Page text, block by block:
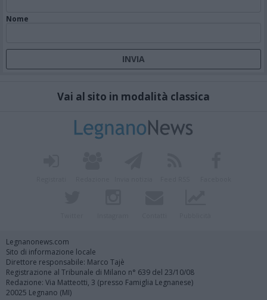
Nome
Vai al sito in modalità classica
Legnanonews.com
Sito di informazione locale
Direttore responsabile: Marco Tajè
Registrazione al Tribunale di Milano n° 639 del 23/10/08
Redazione: Via Matteotti, 3 (presso Famiglia Legnanese)
20025 Legnano (MI)